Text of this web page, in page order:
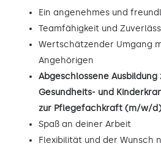
Ein angenehmes und
Teamfähigkeit und
Wertschätzender Umgang
Angehörigen
Abgeschlossene Ausbildung
Gesundheits- und
zur Pflegefachkraft (m/w/d)
Spaß an deiner Arbeit
Flexibilität und der Wunsch